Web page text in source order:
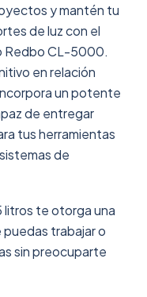
y mantén tu
de luz con el
Redbo CL-5000.
en relación
un potente
de entregar
tus herramientas
de
litros te otorga una
trabajar o
sin preocuparte